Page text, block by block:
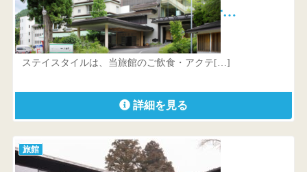
仙台・作並温泉 ゆづくしSalon一…
宮城県 仙台市青葉区作並字長原3
ステイスタイルは、当旅館のご飲食・アクテ[…]
詳細を見る
旅館